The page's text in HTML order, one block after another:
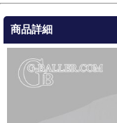
商品詳細